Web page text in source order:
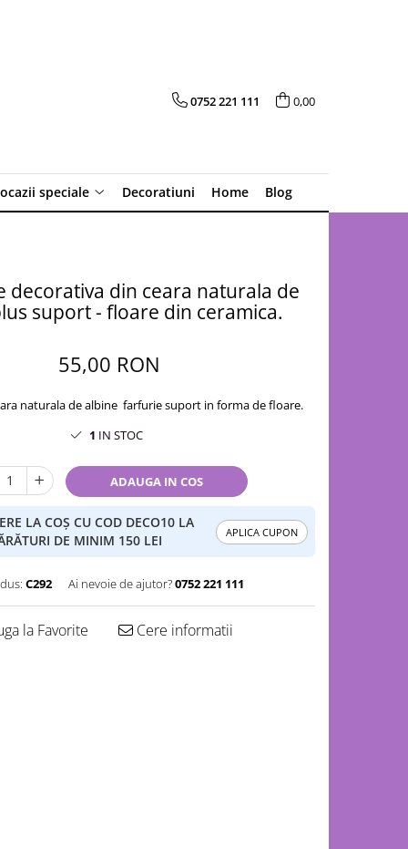
0752 221 111 0,00
speciale Decoratiuni Home Blog
decorativa din ceara naturala de
suport - floare din ceramica.
55,00 RON
naturala de albine farfurie suport in forma de floare.
1 IN STOC
ADAUGA IN COS
LA COȘ CU COD DECO10 LA
DE MINIM 150 LEI
APLICA CUPON
C292 Ai nevoie de ajutor?0752 221 111
la Favorite Cere informatii